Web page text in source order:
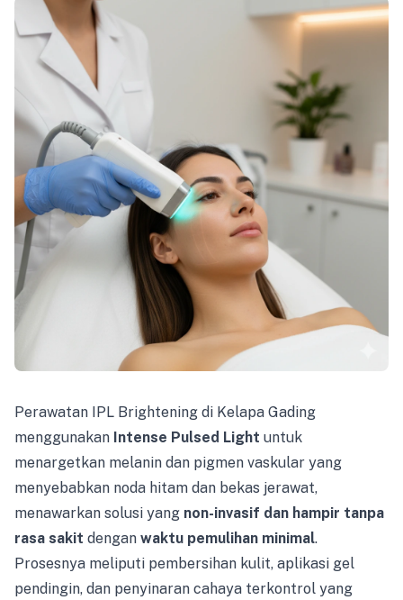
Perawatan IPL Brightening di Kelapa Gading
menggunakan Intense Pulsed Light untuk
menargetkan melanin dan pigmen vaskular yang
menyebabkan noda hitam dan bekas jerawat,
menawarkan solusi yang non-invasif dan hampir tanpa
rasa sakit dengan waktu pemulihan minimal.
Prosesnya meliputi pembersihan kulit, aplikasi gel
pendingin, dan penyinaran cahaya terkontrol yang